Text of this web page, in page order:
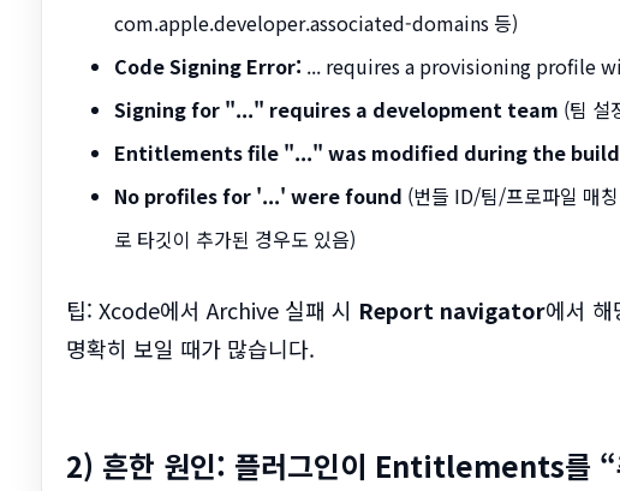
com.apple.developer.associated-domains 등)
Code Signing Error: ... requires a provisioning profile
Signing for "..." requires a development team (팀 설
Entitlements file "..." was modified during the build
No profiles for '...' were found (번들 ID/팀/프로파일 매
로 타깃이 추가된 경우도 있음)
팁: Xcode에서 Archive 실패 시 Report navigator에서
명확히 보일 때가 많습니다.
2) 흔한 원인: 플러그인이 Entitlements를 “